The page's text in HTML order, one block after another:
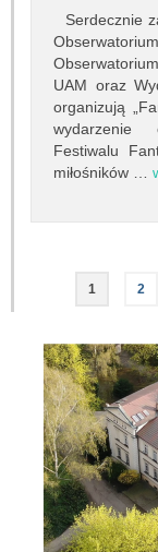
Serdecznie
UAM oraz
organizują
wydarzenie
Festiwalu
miłośników …
1 2